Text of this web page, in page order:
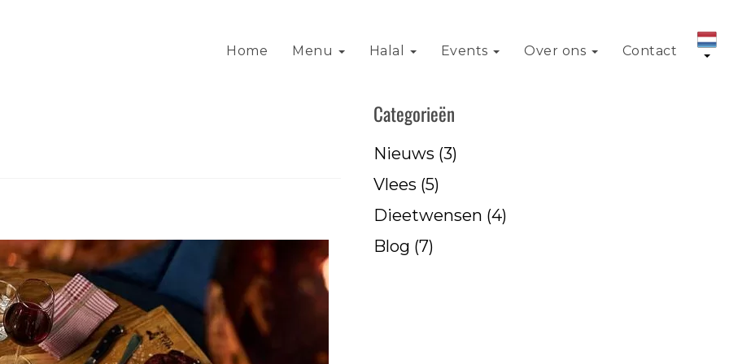
Home Menu Halal Events Over ons Contact
Categorieën
Nieuws (3)
Vlees (5)
Dieetwensen (4)
Blog (7)